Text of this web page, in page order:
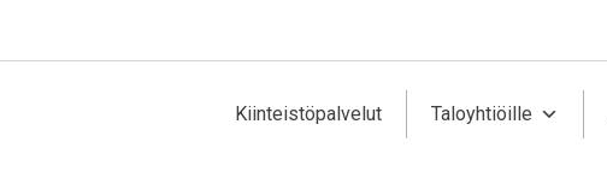
Kiinteistöpalvelut Taloyhtiöille